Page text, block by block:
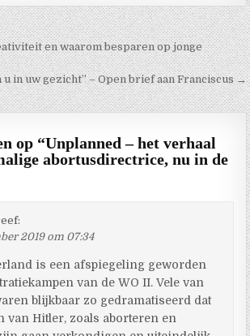
en waarom besparen op jonge
u in uw gezicht” – Open brief aan Franciscus →
op “Unplanned – het verhaal
abortusdirectrice, nu in de
2019 om 07:34
is een afspiegeling geworden
van de WO II. Vele van
blijkbaar zo gedramatiseerd dat
van Hitler, zoals aborteren en